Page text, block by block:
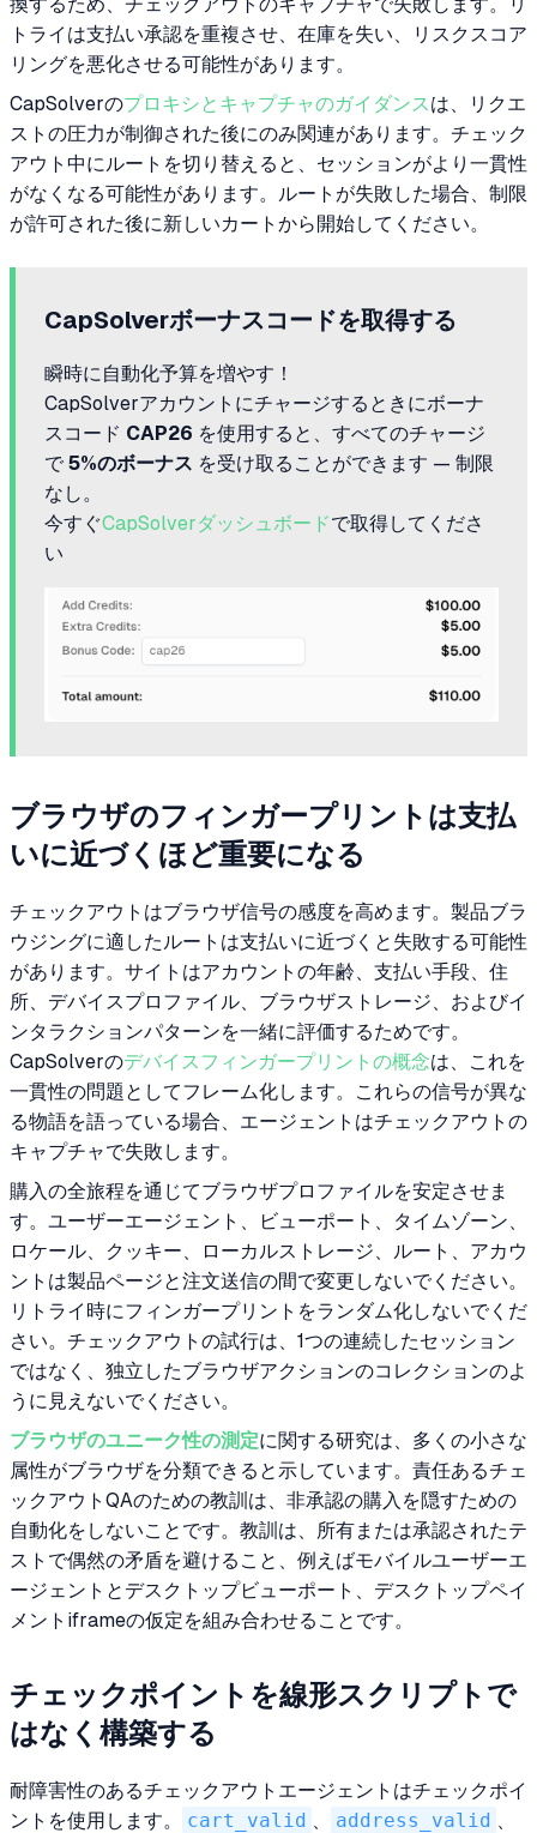
トライは支払い承認を重複させ、在庫を失い、リスクスコア
リングを悪化させる可能性があります。
CapSolverのプロキシとキャプチャのガイダンス は、リクエ
ストの圧力が制御された後にのみ関連があります。チェック
アウト中にルートを切り替えると、セッションがより一貫性
がなくなる可能性があります。ルートが失敗した場合、制限
が許可された後に新しいカートから開始してください。
CapSolverボーナスコードを取得する
瞬時に自動化予算を増やす！
CapSolverアカウントにチャージするときにボーナ
スコード CAP26 を使用すると、すべてのチャージ
で 5%のボーナス を受け取ることができます — 制限
なし。
今すぐCapSolverダッシュボードで取得してくださ
い
ブラウザのフィンガープリントは支払
いに近づくほど重要になる
チェックアウトはブラウザ信号の感度を高めます。製品ブラ
ウジングに適したルートは支払いに近づくと失敗する可能性
があります。サイトはアカウントの年齢、支払い手段、住
所、デバイスプロファイル、ブラウザストレージ、およびイ
ンタラクションパターンを一緒に評価するためです。
CapSolverのデバイスフィンガープリントの概念は、これを
一貫性の問題としてフレーム化します。これらの信号が異な
る物語を語っている場合、エージェントはチェックアウトの
キャプチャで失敗します。
購入の全旅程を通じてブラウザプロファイルを安定させま
す。ユーザーエージェント、ビューポート、タイムゾーン、
ロケール、クッキー、ローカルストレージ、ルート、アカウ
ントは製品ページと注文送信の間で変更しないでください。
リトライ時にフィンガープリントをランダム化しないでくだ
さい。チェックアウトの試行は、1つの連続したセッション
ではなく、独立したブラウザアクションのコレクションのよ
うに見えないでください。
ブラウザのユニーク性の測定に関する研究は、多くの小さな
属性がブラウザを分類できると示しています。責任あるチェ
ックアウトQAのための教訓は、非承認の購入を隠すための
自動化をしないことです。教訓は、所有または承認されたテ
ストで偶然の矛盾を避けること、例えばモバイルユーザーエ
ージェントとデスクトップビューポート、デスクトップペイ
メントiframeの仮定を組み合わせることです。
チェックポイントを線形スクリプトで
はなく構築する
耐障害性のあるチェックアウトエージェントはチェックポイ
ントを使用します。
cart_valid address_valid